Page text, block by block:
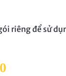
riêng để sử